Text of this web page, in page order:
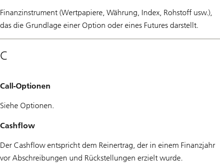
Finanzinstrument (Wertpapiere, Währung, Index, Rohstoff usw.),
das die Grundlage einer Option oder eines Futures darstellt.
C
Call-Optionen
Siehe Optionen.
Cashflow
Der Cashflow entspricht dem Reinertrag, der in einem Finanzjahr
vor Abschreibungen und Rückstellungen erzielt wurde.